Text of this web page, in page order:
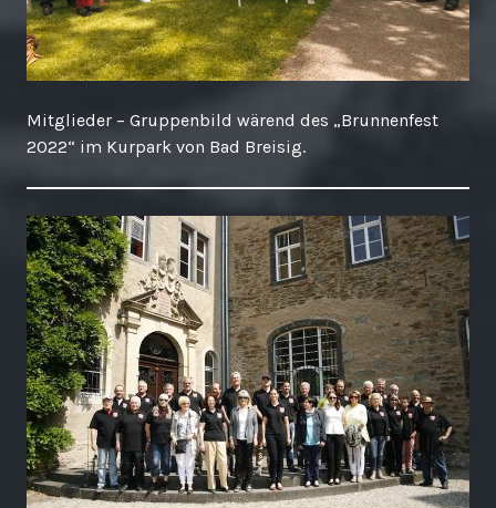
Mitglieder – Gruppenbild wärend des „Brunnenfest
2022“ im Kurpark von Bad Breisig.